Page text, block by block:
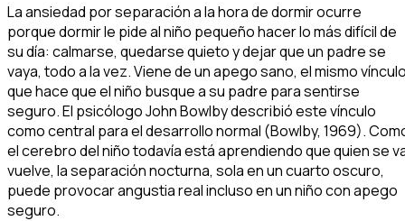
La ansiedad por separación a la hora de dormir ocurre
porque dormir le pide al niño pequeño hacer lo más difícil de
su día: calmarse, quedarse quieto y dejar que un padre se
vaya, todo a la vez. Viene de un apego sano, el mismo
que hace que el niño busque a su padre para sentirse
seguro. El psicólogo John Bowlby describió este vínculo
como central para el desarrollo normal (Bowlby, 1969).
el cerebro del niño todavía está aprendiendo que quien se
vuelve, la separación nocturna, sola en un cuarto oscuro,
puede provocar angustia real incluso en un niño con apego
seguro.